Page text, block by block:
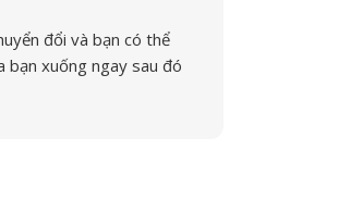
đổi và bạn có thể
xuống ngay sau đó